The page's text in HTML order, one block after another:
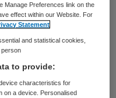
die reden voor
en
Manage Preferences link on the
effect within our Website. For
Statement
and statistical cookies,
person
to provide:
characteristics for
on a device. Personalised